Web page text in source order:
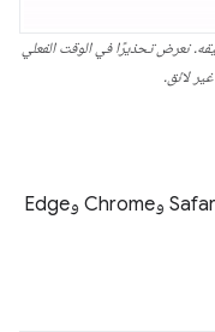
تحذيرًا في الوقت الفعلي
تعمل النسخة التجريبية في أحدث إصدارات Safari وChrome وEdge